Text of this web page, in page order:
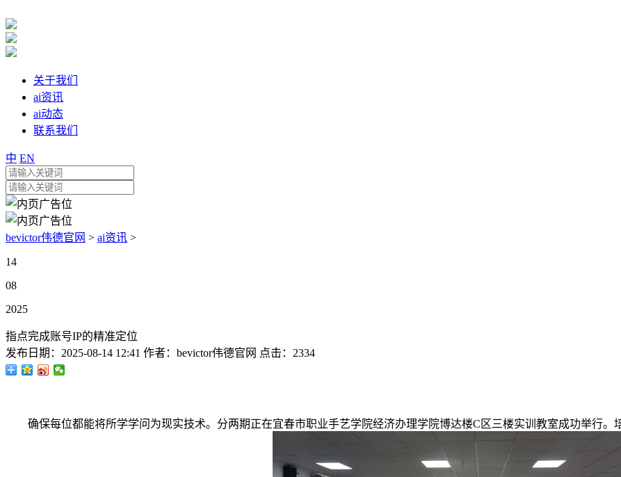
关于我们
ai资讯
ai动态
联系我们
中 EN
bevictor伟德官网 > ai资讯 >
14
08
2025
指点完成账号IP的精准定位
发布日期： 2025-08-14 12:41 作者： bevictor伟德官网 点击： 2334
确保每位都能将所学学问为现实技术。分两期正在宜春市职业手艺学院经济办理学院博达楼C区三楼实训教室成功举行。